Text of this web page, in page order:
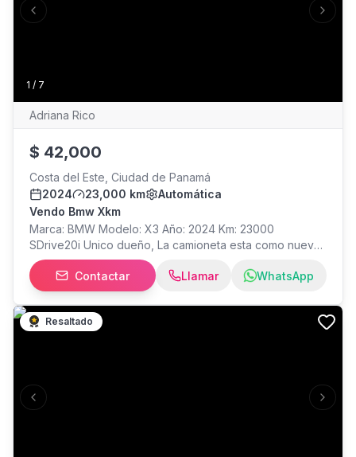
1 / 7
Previous slide Next
Adriana Rico
$ 42,000
Costa del Este, Ciudad de Panamá
2024
23,000 km
Automática
Vendo Bmw Xkm
Marca: BMW Modelo: X3 Año: 2024 Km: 23000
SDrive20i Unico dueño, La camioneta esta como nueva,
todos los servicios se le han hecho en el concesionario,
esta como de agencia. Se Vende por mudanza
Contactar Llamar WhatsApp
Previous slide Next
Resaltado